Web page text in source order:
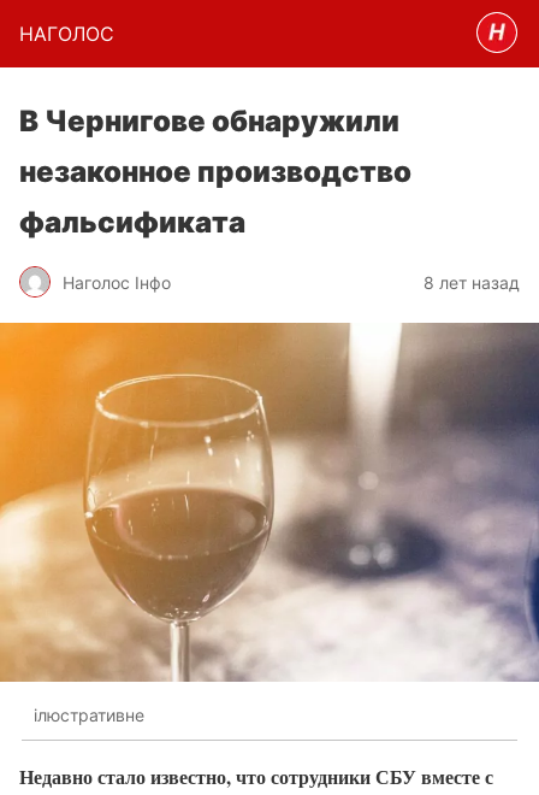
НАГОЛОC
В Чернигове обнаружили
незаконное производство
фальсификата
Наголос Інфо 8 лет назад
ілюстративне
Недавно стало известно, что сотрудники СБУ вместе с